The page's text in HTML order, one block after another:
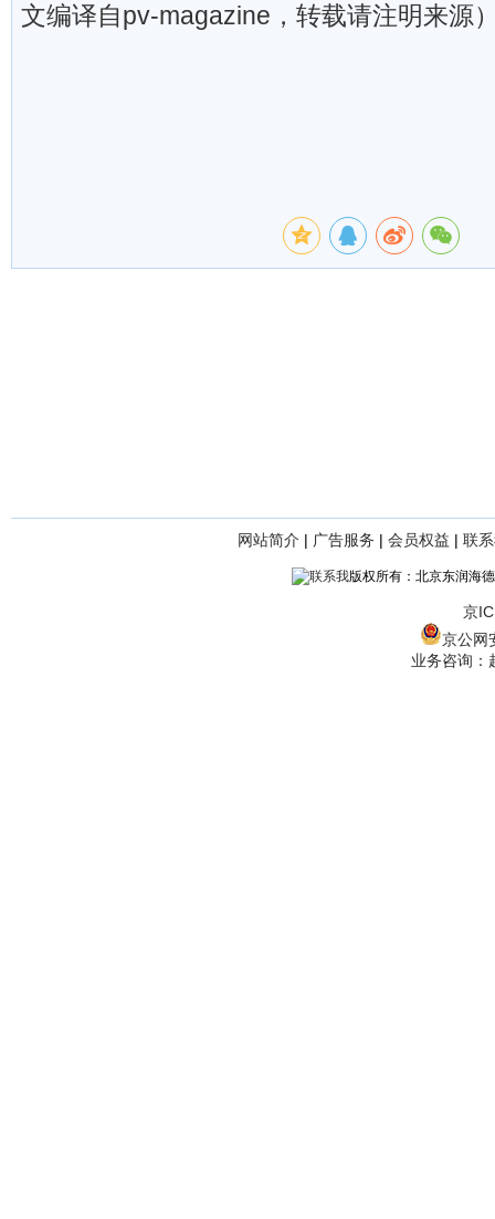
文编译自pv-magazine，转载请注明来源
网站简介 | 广告服务 | 会员权益 | 联
版权所有：北京东润海
京
京公网
业务咨询：